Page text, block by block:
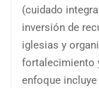
(cuidado
inversión de
iglesias y
fortalecimiento
enfoque